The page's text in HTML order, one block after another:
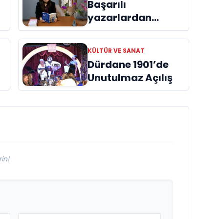
Başarılı
yazarlardan
Azime Savaş’tan
başucu kitabı
“Emanet”
raflardaki yerini
aldı
KÜLTÜR VE SANAT
Dürdane 1901’de
Unutulmaz Açılış